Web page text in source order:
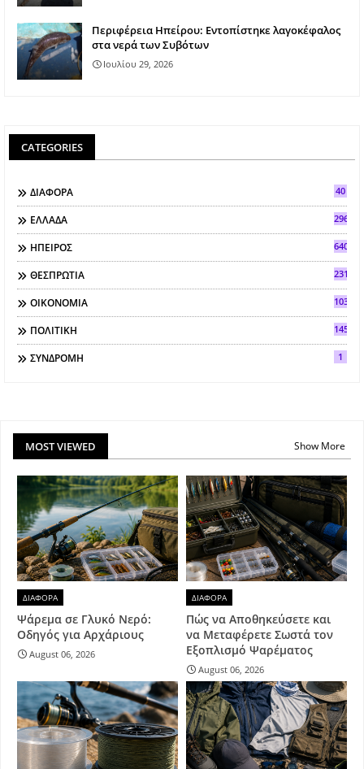
Περιφέρεια Ηπείρου: Εντοπίστηκε λαγοκέφαλος
στα νερά των Συβότων
Ιουλίου 29, 2026
CATEGORIES
ΔΙΑΦΟΡΑ 40
ΕΛΛΑΔΑ 296
ΗΠΕΙΡΟΣ 640
ΘΕΣΠΡΩΤΙΑ 2317
ΟΙΚΟΝΟΜΙΑ 103
ΠΟΛΙΤΙΚΗ 145
ΣΥΝΔΡΟΜΗ 1
MOST VIEWED Show More
ΔΙΑΦΟΡΑ
Ψάρεμα σε Γλυκό Νερό:
Οδηγός για Αρχάριους
August 06, 2026
ΔΙΑΦΟΡΑ
Πώς να Αποθηκεύσετε και
να Μεταφέρετε Σωστά τον
Εξοπλισμό Ψαρέματος
August 06, 2026